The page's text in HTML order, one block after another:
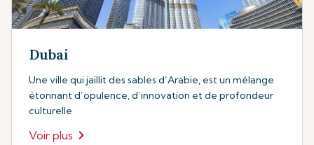
Dubai
Une ville qui jaillit des sables d’Arabie, est un mélange
étonnant d’opulence, d’innovation et de profondeur
culturelle
Voir plus